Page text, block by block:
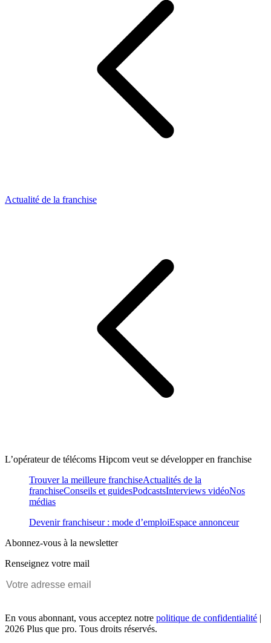
Actualité de la franchise
L’opérateur de télécoms Hipcom veut se développer en franchise
Trouver la meilleure franchiseActualités de la
franchiseConseils et guidesPodcastsInterviews vidéoNos
médias
Devenir franchiseur : mode d’emploiEspace annonceur
Abonnez-vous à la newsletter
Renseignez votre mail
En vous abonnant, vous acceptez notre politique de confidentialité |
2026 Plus que pro. Tous droits réservés.